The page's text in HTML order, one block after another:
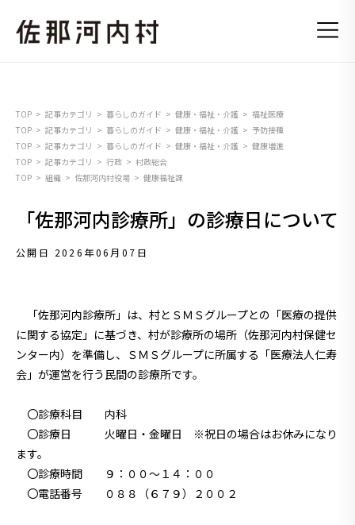
TOP 記事カテゴリ 暮らしのガイド 健康・福祉・介護
福祉医療
TOP
記事カテゴリ 暮らしのガイド 健康・福祉・介護
予防接種
TOP
記事カテゴリ 暮らしのガイド 健康・福祉・介護
健康増進
TOP
記事カテゴリ 行政
村政総合
TOP
組織 佐那河内村役場 健康福祉課
「佐那河内診療所」の診療日について
公開日 2026年06月07日
「佐那河内診療所」は、村とＳＭＳグループとの「医療の提供
に関する協定」に基づき、村が診療所の場所（佐那河内村保健セ
ンター内）を準備し、ＳＭＳグループに所属する「医療法人仁寿
会」が運営を行う民間の診療所です。
〇診療科目 内科
〇診療日 火曜日・金曜日 ※祝日の場合はお休みになり
ます。
〇診療時間 ９：００～１４：００
〇電話番号 ０８８（６７９）２００２